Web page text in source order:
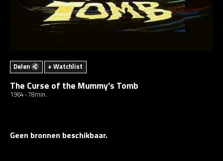
Delen + Watchlist
The Curse of the Mummy's Tomb
1964 78min.
Geen bronnen beschikbaar.